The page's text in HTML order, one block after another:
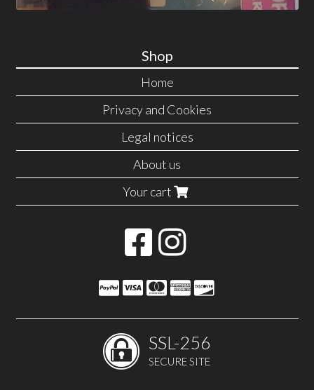
Shop
Home
Privacy and Cookies
Legal notices
About us
Your cart
SSL-256
SECURE SITE